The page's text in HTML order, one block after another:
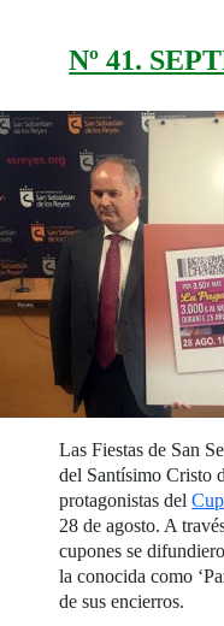
Nº 41.
Las Fiestas de San
del Santísimo Cristo
protagonistas del
28 de agosto. A
cupones se
la conocida como
de sus encierros.